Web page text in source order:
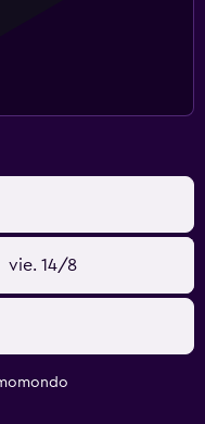
vie. 14/8